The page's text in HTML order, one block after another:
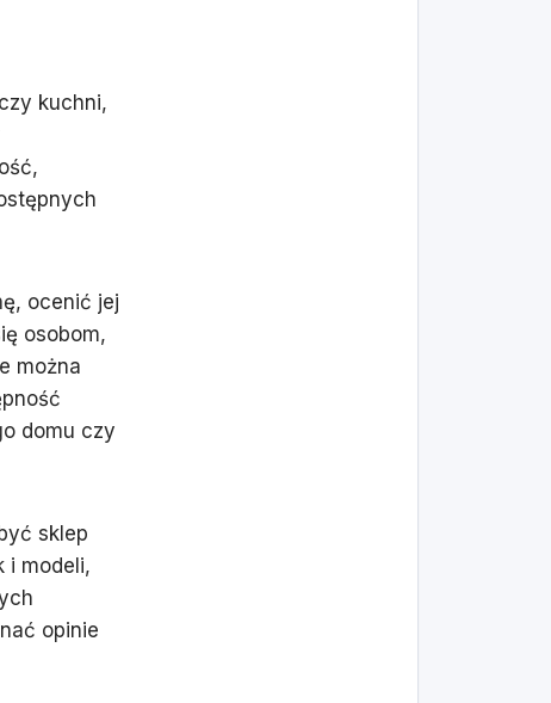
kuchni,
ocenić jej
osobom,
można
domu czy
sklep
i modeli,
opinie